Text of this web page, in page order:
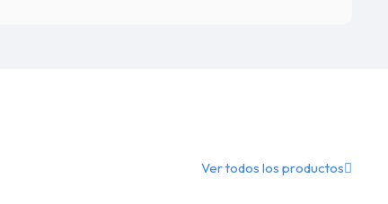
Ver todos los productos